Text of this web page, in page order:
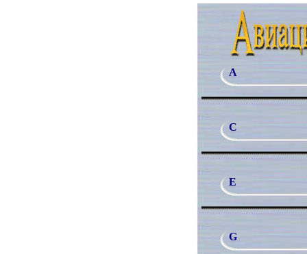
A
C
E
G